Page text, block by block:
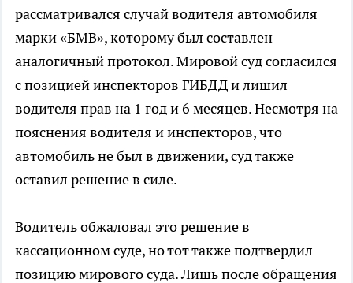
рассматривался случай водителя автомобиля
марки «БМВ», которому был составлен
аналогичный протокол. Мировой суд согласился
с позицией инспекторов ГИБДД и лишил
водителя прав на 1 год и 6 месяцев. Несмотря на
пояснения водителя и инспекторов, что
автомобиль не был в движении, суд также
оставил решение в силе.
Водитель обжаловал это решение в
кассационном суде, но тот также подтвердил
позицию мирового суда. Лишь после обращения